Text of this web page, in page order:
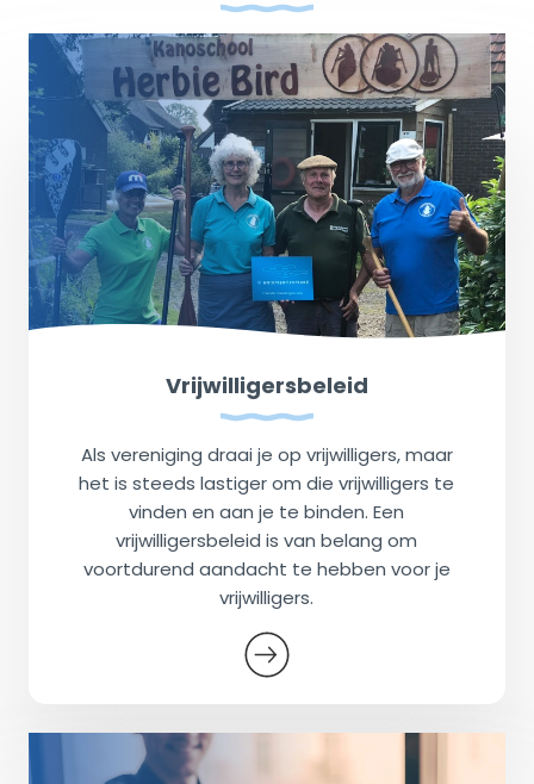
Vrijwilligersbeleid
Als vereniging draai je op vrijwilligers, maar
het is steeds lastiger om die vrijwilligers te
vinden en aan je te binden. Een
vrijwilligersbeleid is van belang om
voortdurend aandacht te hebben voor je
vrijwilligers.